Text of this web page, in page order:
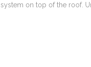
on top of the